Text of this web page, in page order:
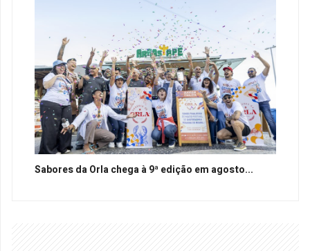
Sabores da Orla chega à 9ª edição em agosto...